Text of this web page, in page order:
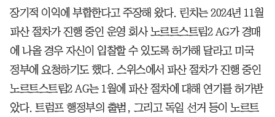
장기적 이익에 부합한다고 주장해 왔다. 린치는 2024년 11월
파산 절차가 진행 중인 운영 회사 노르트스트림2 AG가 경매
에 나올 경우 자신이 입찰할 수 있도록 허가해 달라고 미국
정부에 요청하기도 했다. 스위스에서 파산 절차가 진행 중인
노르트스트림2 AG는 1월에 파산 절차에 대해 연기를 허가받
았다. 트럼프 행정부의 출범, 그리고 독일 선거 등이 노르트